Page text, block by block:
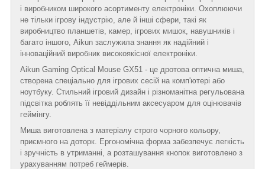
і виробником широкого асортименту електроніки. Охоплюючи
не тільки ігрову індустрію, але й інші сфери, такі як
виробництво планшетів, камер, ігрових мишок, навушників і
багато іншого, Aikun заслужила знання як надійний і
інноваційний виробник високоякісної електроніки.
Aikun Gaming Optical Mouse GX51 - це дротова оптична миша,
створена спеціально для ігрових сесій на комп'ютері або
ноутбуку. Стильний ігровий дизайн і різноманітна регульована
підсвітка роблять її невіддільним аксесуаром для оцінювачів
геймінгу.
Миша виготовлена з матеріалу строго чорного кольору,
приємного на доторк. Ергономічна форма забезпечує легкість
і зручність в утриманні, а розташування кнопок виготовлено з
урахуванням потреб геймерів.